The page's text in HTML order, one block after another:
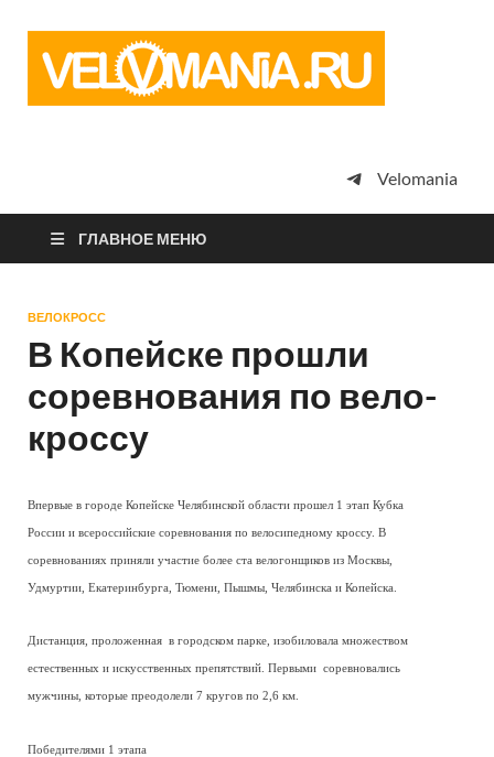
просто
Velomania
ГЛАВНОЕ МЕНЮ
ВЕЛОКРОСС
В Копейске прошли
соревнования по вело-
кроссу
Впервые в городе Копейске Челябинской области прошел 1 этап Кубка
России и всероссийские соревнования по велосипедному кроссу. В
соревнованиях приняли участие более ста велогонщиков из Москвы,
Удмуртии, Екатеринбурга, Тюмени, Пышмы, Челябинска и Копейска.
Дистанция, проложенная в городском парке, изобиловала множеством
естественных и искусственных препятствий. Первыми соревновались
мужчины, которые преодолели 7 кругов по 2,6 км.
Победителями 1 этапа